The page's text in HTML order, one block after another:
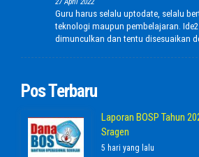
Guru harus selalu uptodate, selalu
teknologi maupun pembelajaran.
dimunculkan dan tentu disesuaikan
Pos Terbaru
Laporan BOSP Tahun
Sragen
5 hari yang lalu